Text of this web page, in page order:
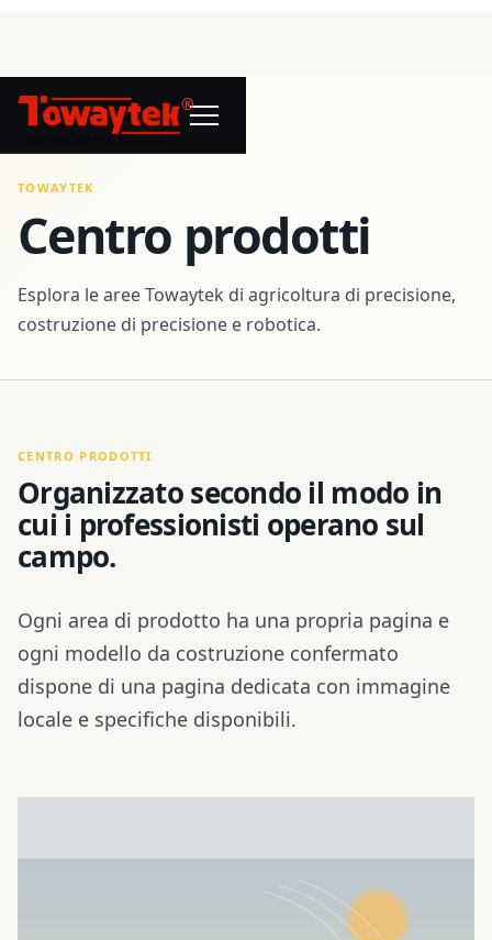
®
Centro prodotti
TOWAYTEK
Centro prodotti
Esplora le aree Towaytek di agricoltura di precisione,
costruzione di precisione e robotica.
CENTRO PRODOTTI
Organizzato secondo il modo in
cui i professionisti operano sul
campo.
Ogni area di prodotto ha una propria pagina e
ogni modello da costruzione confermato
dispone di una pagina dedicata con immagine
locale e specifiche disponibili.